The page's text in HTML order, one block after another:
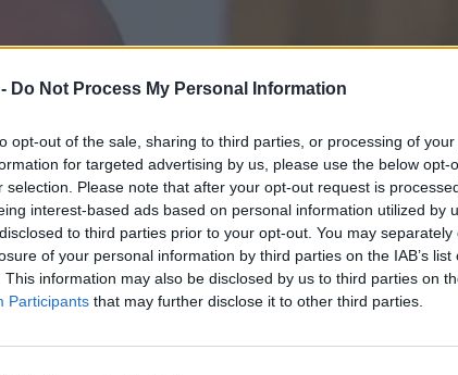
Do Not Process My Personal Information
opt-out of the sale, sharing to third parties, or processing of
for targeted advertising by us, please use the below opt-
selection. Please note that after your opt-out request is
interest-based ads based on personal information utilized by
to third parties prior to your opt-out. You may
of your personal information by third parties on the IAB’s list
This information may also be disclosed by us to third parties on
Participants that may further disclose it to other third parties.
Καιρός